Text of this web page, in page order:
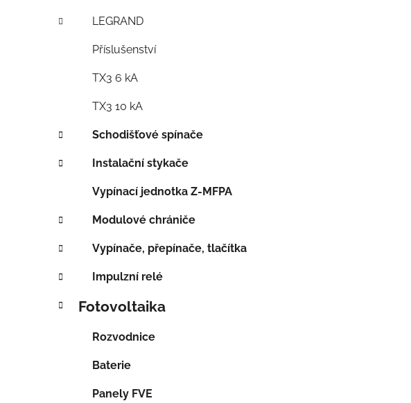
LEGRAND
Příslušenství
TX3 6 kA
TX3 10 kA
Schodišťové spínače
Instalační stykače
Vypínací jednotka Z-MFPA
Modulové chrániče
Vypínače, přepínače, tlačítka
Impulzní relé
Fotovoltaika
Rozvodnice
Baterie
Panely FVE